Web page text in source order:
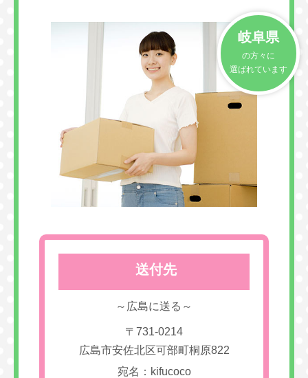
岐阜県
の方々に
選ばれています
送付先
～広島に送る～
〒731-0214
広島市安佐北区可部町桐原822
宛名：kifucoco